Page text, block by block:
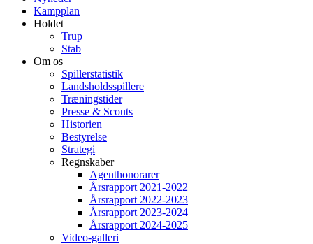
Kampplan
Holdet
Trup
Stab
Om os
Spillerstatistik
Landsholdsspillere
Træningstider
Presse & Scouts
Historien
Bestyrelse
Strategi
Regnskaber
Agenthonorarer
Årsrapport 2021-2022
Årsrapport 2022-2023
Årsrapport 2023-2024
Årsrapport 2024-2025
Video-galleri